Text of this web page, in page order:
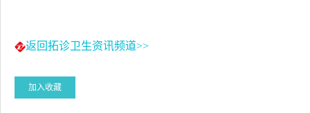
返回拓诊卫生资讯频道>>
加入收藏